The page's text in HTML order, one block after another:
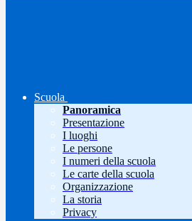
Scuola
Panoramica
Presentazione
I luoghi
Le persone
I numeri della scuola
Le carte della scuola
Organizzazione
La storia
Privacy